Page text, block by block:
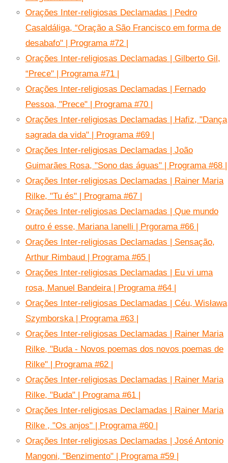
Orações Inter-religiosas Declamadas | Pedro
Casaldáliga, “Oração a São Francisco em forma de
desabafo" | Programa #72 |
Orações Inter-religiosas Declamadas | Gilberto Gil,
“Prece" | Programa #71 |
Orações Inter-religiosas Declamadas | Fernado
Pessoa, "Prece" | Programa #70 |
Orações Inter-religiosas Declamadas | Hafiz, "Dança
sagrada da vida" | Programa #69 |
Orações Inter-religiosas Declamadas | João
Guimarães Rosa, "Sono das águas" | Programa #68 |
Orações Inter-religiosas Declamadas | Rainer Maria
Rilke, "Tu és" | Programa #67 |
Orações Inter-religiosas Declamadas | Que mundo
outro é esse, Mariana Ianelli | Prgorama #66 |
Orações Inter-religiosas Declamadas | Sensação,
Arthur Rimbaud | Programa #65 |
Orações Inter-religiosas Declamadas | Eu vi uma
rosa, Manuel Bandeira | Programa #64 |
Orações Inter-religiosas Declamadas | Céu, Wisława
Szymborska | Programa #63 |
Orações Inter-religiosas Declamadas | Rainer Maria
Rilke, "Buda - Novos poemas dos novos poemas de
Rilke" | Programa #62 |
Orações Inter-religiosas Declamadas | Rainer Maria
Rilke, "Buda" | Programa #61 |
Orações Inter-religiosas Declamadas | Rainer Maria
Rilke , "Os anjos" | Programa #60 |
Orações Inter-religiosas Declamadas | José Antonio
Mangoni, "Benzimento" | Programa #59 |